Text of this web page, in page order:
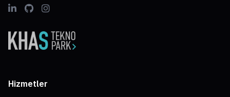
Hizmetler